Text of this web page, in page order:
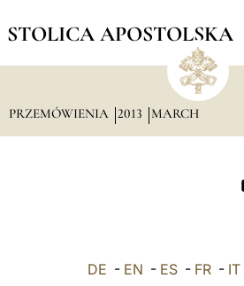
STOLICA APOSTOLSKA
PRZEMÓWIENIA 2013 MARCH
DE - EN - ES - FR - IT